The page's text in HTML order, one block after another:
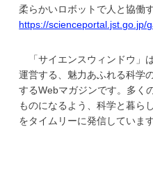
柔らかいロボットで人と協働
https://scienceportal.jst.go.jp/
「サイエンスウィンドウ」
運営する、魅力あふれる科学
するWebマガジンです。多く
ものになるよう、科学と暮ら
をタイムリーに発信しています